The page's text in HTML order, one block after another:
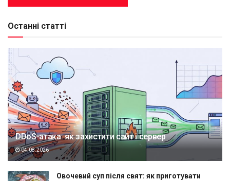
Останні статті
DDoS-атака: як захистити сайт і сервер
04.08.2026
Овочевий суп після свят: як приготувати